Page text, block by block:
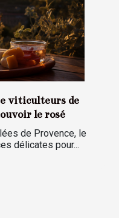
viticulteurs de
le rosé
de Provence, le
délicates pour...